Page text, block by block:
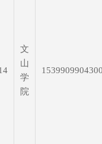
文
山
学
院